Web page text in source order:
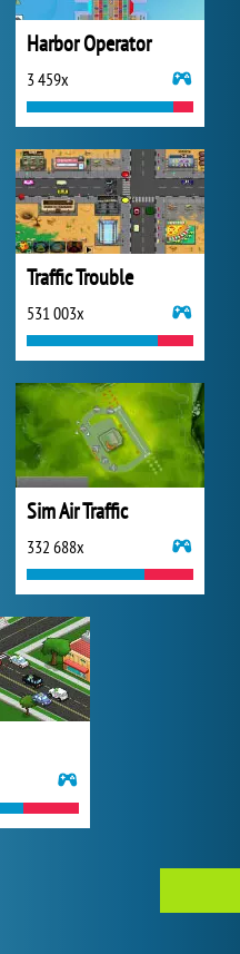
Harbor Operator
3 459x
Traffic Trouble
531 003x
Sim Air Traffic
332 688x